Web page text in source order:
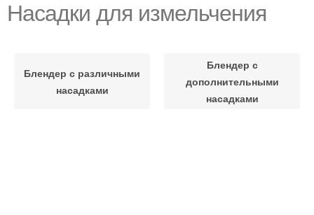
Насадки для измельчения
Блендер с различными
насадками
Блендер с
дополнительными
насадками